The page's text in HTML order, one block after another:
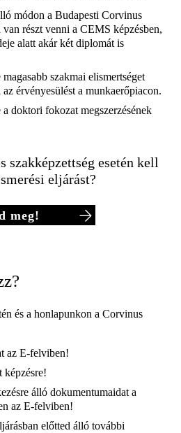
módon a Budapesti Corvinus
van részt venni a CEMS képzésben,
alatt akár két diplomát is
szakmai elismertséget
érvényesülést a munkaerőpiacon.
a doktori fokozat megszerzésének
esetén kell
eljárást?
meg!
és a honlapunkon a Corvinus
az E-felviben!
képzésre!
álló dokumentumaidat a
az E-felviben!
előtted álló további